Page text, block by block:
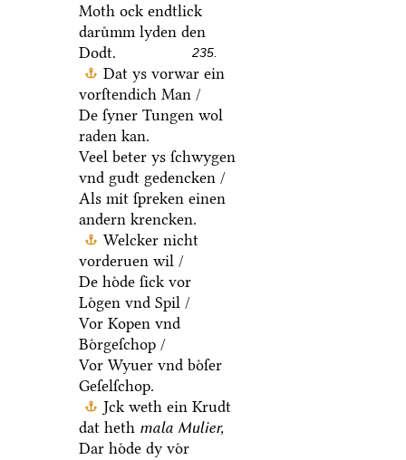
Moth ock endtlick
daruͤmm lyden den
Dodt.
235.
Dat ys vorwar ein
vorſtendich Man /
De ſyner Tungen wol
raden kan.
Veel beter ys ſchwygen
vnd gudt gedencken /
Als mit ſpreken einen
andern krencken.
Welcker nicht
vorderuen wil /
De hoͤde ſick vor
Loͤgen vnd Spil /
Vor Kopen vnd
Boͤrgeſchop /
Vor Wyuer vnd boͤſer
Geſelſchop.
Jck weth ein Krudt
dat heth mala Mulier,
Dar hoͤde dy voͤr